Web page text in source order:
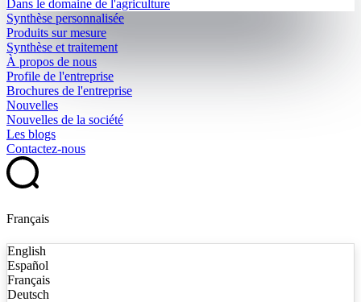
Dans le domaine de l'agriculture
Synthèse personnalisée
Produits sur mesure
Synthèse et traitement
À propos de nous
Profile de l'entreprise
Brochures de l'entreprise
Nouvelles
Nouvelles de la société
Les blogs
Contactez-nous
Français
English
Español
Français
Deutsch